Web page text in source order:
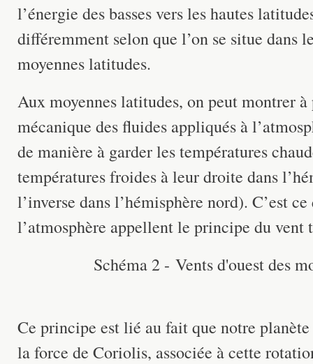
l’énergie des basses vers les hautes
différemment selon que l’on se situe dans
moyennes latitudes.
Aux moyennes latitudes, on peut montrer
mécanique des fluides appliqués à
de manière à garder les températures
températures froides à leur droite dans
l’inverse dans l’hémisphère nord). C’est
l’atmosphère appellent le principe du vent
Schéma 2 - Vents d'ouest des
Ce principe est lié au fait que notre
la force de Coriolis, associée à cette